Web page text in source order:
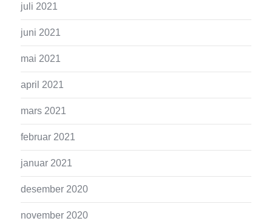
juli 2021
juni 2021
mai 2021
april 2021
mars 2021
februar 2021
januar 2021
desember 2020
november 2020